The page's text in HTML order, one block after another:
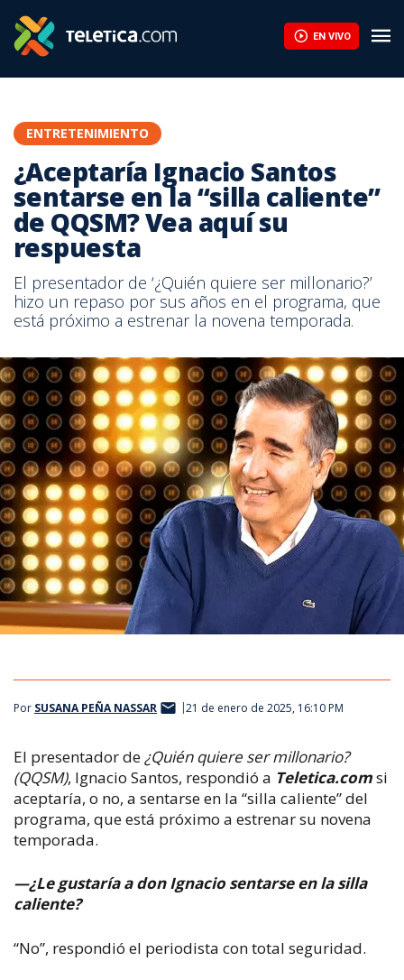
EN VIVO
ENTRETENIMIENTO
¿Aceptaría Ignacio Santos
sentarse en la “silla caliente”
de QQSM? Vea aquí su
respuesta
El presentador de ‘¿Quién quiere ser millonario?’
hizo un repaso por sus años en el programa, que
está próximo a estrenar la novena temporada.
Por SUSANA PEÑA NASSAR 21 de enero de 2025, 16:10 PM
El presentador de ¿Quién quiere ser millonario?
(QQSM), Ignacio Santos, respondió a Teletica.comsi
aceptaría, o no, a sentarse en la “silla caliente” del
programa, que está próximo a estrenar su novena
temporada.
—¿Le gustaría a don Ignacio sentarse en la silla
caliente?
“No”, respondió el periodista con total seguridad.